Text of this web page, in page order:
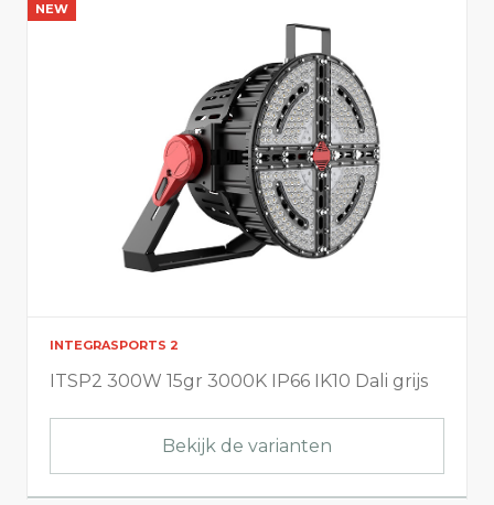
NEW
INTEGRASPORTS 2
ITSP2 300W 15gr 3000K IP66 IK10 Dali grijs
Bekijk de varianten